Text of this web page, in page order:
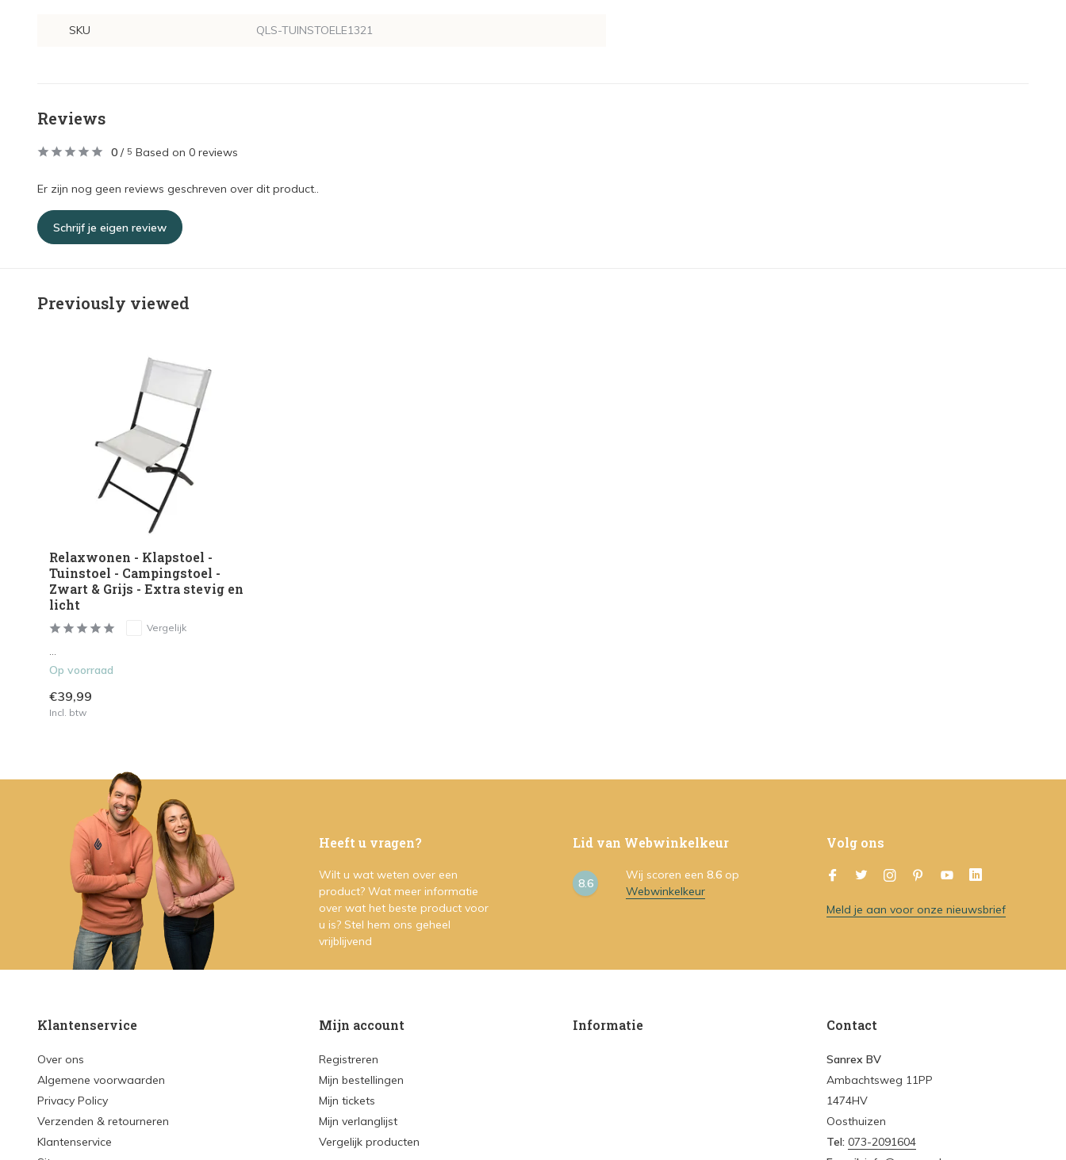
SKU QLS-TUINSTOELE1321
Reviews
0 / 5 Based on 0 reviews
Er zijn nog geen reviews geschreven over dit product..
Schrijf je eigen review
Previously viewed
Relaxwonen - Klapstoel -
Tuinstoel - Campingstoel -
Zwart & Grijs - Extra stevig en
licht
Vergelijk
Op voorraad
€39,99
Incl. btw
Heeft u vragen?
Wilt u wat weten over een
product? Wat meer informatie
over wat het beste product voor
u is? Stel hem ons geheel
vrijblijvend
Lid van Webwinkelkeur
8.6
Wij scoren een 8.6 op
Webwinkelkeur
Volg ons
Meld je aan voor onze nieuwsbrief
Klantenservice
Over ons
Algemene voorwaarden
Privacy Policy
Verzenden & retourneren
Klantenservice
Mijn account
Registreren
Mijn bestellingen
Mijn tickets
Mijn verlanglijst
Vergelijk producten
Informatie Contact
Sanrex BV
Ambachtsweg 11PP
1474HV
Oosthuizen
Tel: 073-2091604